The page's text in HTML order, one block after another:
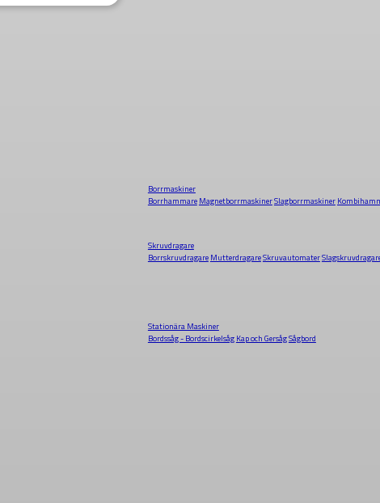
Borrmaskiner
Borrhammare MagnetborrmaskinerSlagborrmaskiner
Skruvdragare
Borrskruvdragare MutterdragareSkruvautomater
Stationära Maskiner
Bordssåg - Bordscirkelsåg Kap och GersågSågbord